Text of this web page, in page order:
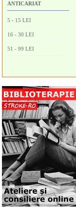
ANTICARIAT
5 - 15 LEI
16 - 30 LEI
51 - 99 LEI